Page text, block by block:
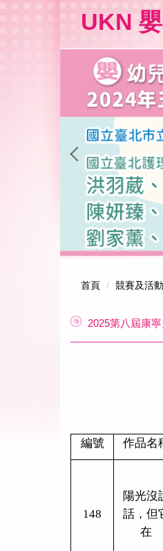
UKN
首頁 競賽及活
2025第八屆康
編號 作品名
148
陽光沒
話，但
在